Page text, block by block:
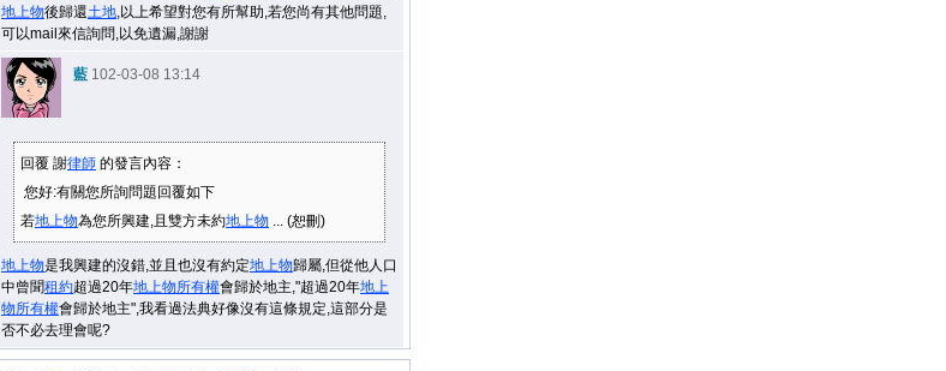
地上物後歸還土地,以上希望對您有所幫助,若您尚有其他問題,
可以mail來信詢問,以免遺漏,謝謝
藍 102-03-08 13:14
回覆 謝律師 的發言內容：
您好:有關您所詢問題回覆如下
若地上物為您所興建,且雙方未約地上物 ... (恕刪)
地上物是我興建的沒錯,並且也沒有約定地上物歸屬,但從他人口
中曾聞租約超過20年地上物所有權會歸於地主,"超過20年地上
物所有權會歸於地主",我看過法典好像沒有這條規定,這部分是
否不必去理會呢?